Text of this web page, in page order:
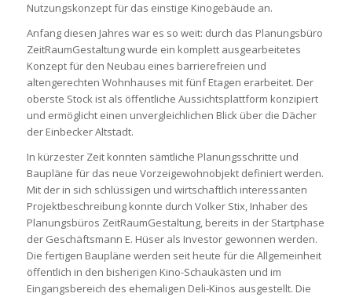
Nutzungskonzept für das einstige Kinogebäude an.
Anfang diesen Jahres war es so weit: durch das Planungsbüro
ZeitRaumGestaltung wurde ein komplett ausgearbeitetes
Konzept für den Neubau eines barrierefreien und
altengerechten Wohnhauses mit fünf Etagen erarbeitet. Der
oberste Stock ist als öffentliche Aussichtsplattform konzipiert
und ermöglicht einen unvergleichlichen Blick über die Dächer
der Einbecker Altstadt.
In kürzester Zeit konnten sämtliche Planungsschritte und
Baupläne für das neue Vorzeigewohnobjekt definiert werden.
Mit der in sich schlüssigen und wirtschaftlich interessanten
Projektbeschreibung konnte durch Volker Stix, Inhaber des
Planungsbüros ZeitRaumGestaltung, bereits in der Startphase
der Geschäftsmann E. Hüser als Investor gewonnen werden.
Die fertigen Baupläne werden seit heute für die Allgemeinheit
öffentlich in den bisherigen Kino-Schaukästen und im
Eingangsbereich des ehemaligen Deli-Kinos ausgestellt. Die